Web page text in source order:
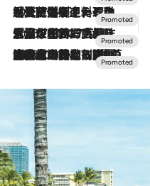
2026.7.24
【夏限定ディナーコース】旬を迎える稚鮎や花ズッキーニなどをイタリア・トスカーナの郷土料理の手法で満喫！
2026.7.17
「土佐和ハーブかき氷」がOMO7高知に登場！生姜、山椒、大葉など目にも舌にも涼を呼ぶ郷土の味
2026.7.10
NEW OPEN！【界 草津】名湯の地に誕生。趣の異なる2種の温泉と上州ならではの会席・蕎麦割烹など美食を味わう究極の癒やし旅